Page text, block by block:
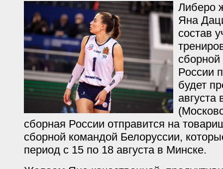
Либеро
Яна
состав
России
будет
августа
сборная России отправится на
сборной командой Белоруссии,
период с 15 по 18 августа в Минске.